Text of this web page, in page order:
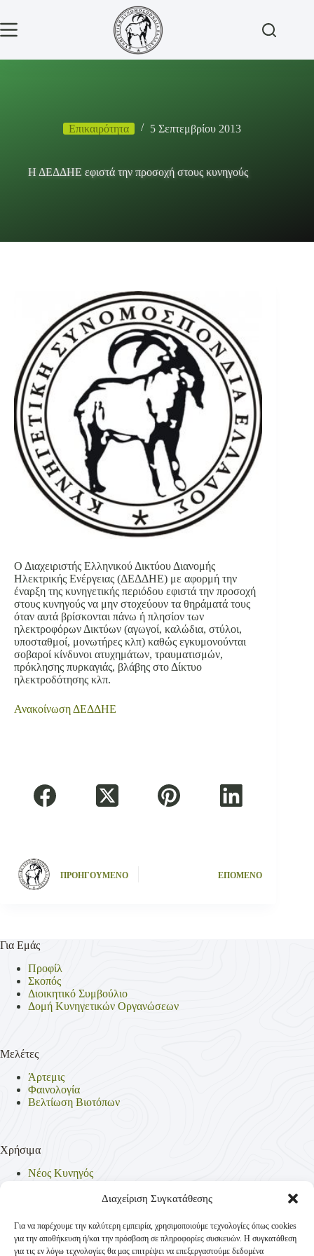
Διαχείριση Συγκατάθεσης
Για να παρέχουμε την καλύτερη εμπειρία, χρησιμοποιούμε τεχνολογίες όπως cookies
για την αποθήκευση ή/και την πρόσβαση σε πληροφορίες συσκευών. Η συγκατάθεση
για τις εν λόγω τεχνολογίες θα μας επιτρέψει να επεξεργαστούμε δεδομένα
περιεχόμενο
Επικαιρότητα 5 Σεπτεμβρίου 2013
Η ΔΕΔΔΗΕ εφιστά την προσοχή στους κυνηγούς
Ο Διαχειριστής Ελληνικού Δικτύου Διανομής
Ηλεκτρικής Ενέργειας (ΔΕΔΔΗΕ) με αφορμή την
έναρξη της κυνηγετικής περιόδου εφιστά την προσοχή
στους κυνηγούς να μην στοχεύουν τα θηράματά τους
όταν αυτά βρίσκονται πάνω ή πλησίον των
ηλεκτροφόρων Δικτύων (αγωγοί, καλώδια, στύλοι,
υποσταθμοί, μονωτήρες κλπ) καθώς εγκυμονούνται
σοβαροί κίνδυνοι ατυχημάτων, τραυματισμών,
πρόκλησης πυρκαγιάς, βλάβης στο Δίκτυο
ηλεκτροδότησης κλπ.
Ανακοίνωση ΔΕΔΔΗΕ
ΠΡΟΗΓΟΥΜΕΝΟ ΕΠΟΜΕΝΟ
Για Εμάς
Προφίλ
Σκοπός
Διοικητικό Συμβούλιο
Δομή Κυνηγετικών Οργανώσεων
Μελέτες
Άρτεμις
Φαινολογία
Βελτίωση Βιοτόπων
Χρήσιμα
Νέος Κυνηγός
Νομοθεσία
Πολιτική Απορρήτου
Πολιτική Cookies (ΕΕ)